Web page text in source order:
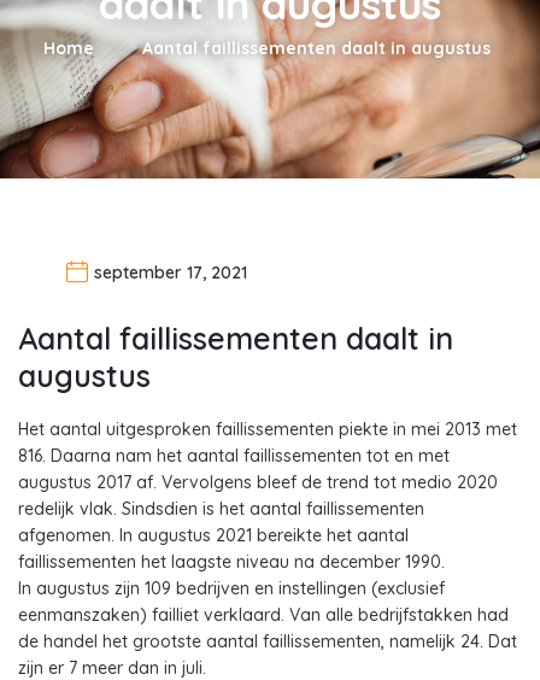
Home Aantal faillissementen daalt in augustus
september 17, 2021
Aantal faillissementen daalt in
augustus
Het aantal uitgesproken faillissementen piekte in mei 2013 met
816. Daarna nam het aantal faillissementen tot en met
augustus 2017 af. Vervolgens bleef de trend tot medio 2020
redelijk vlak. Sindsdien is het aantal faillissementen
afgenomen. In augustus 2021 bereikte het aantal
faillissementen het laagste niveau na december 1990.
In augustus zijn 109 bedrijven en instellingen (exclusief
eenmanszaken) failliet verklaard. Van alle bedrijfstakken had
de handel het grootste aantal faillissementen, namelijk 24. Dat
zijn er 7 meer dan in juli.